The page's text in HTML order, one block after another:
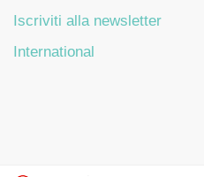
Iscriviti alla newsletter
International